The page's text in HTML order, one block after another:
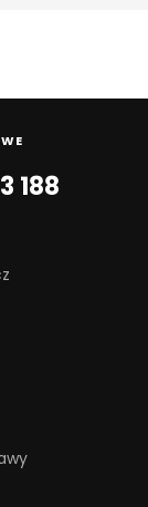
188